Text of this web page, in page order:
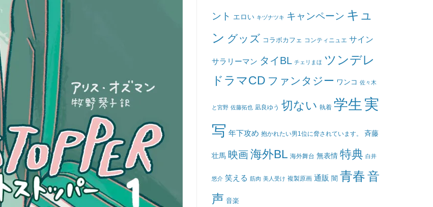
ント エロい キヅナツキ キャンペーン キュ
ン グッズ コラボカフェ コンティニュエ サイン
サラリーマン タイBL チェリまほ ツンデレ
ドラマCD ファンタジー ワンコ 佐々木
と宮野 佐藤拓也 凪良ゆう 切ない 執着 学生 実
写 年下攻め 抱かれたい男1位に脅されています。 斉藤
壮馬 映画海外BL 海外舞台 無表情 特典 白井
悠介 笑える 筋肉 美人受け 複製原画 通販 闇 青春音
声 音楽